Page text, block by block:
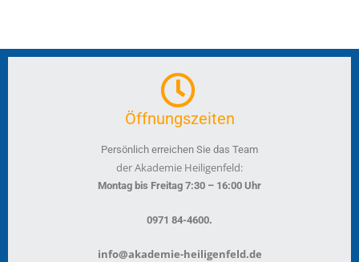
Öffnungszeiten
Persönlich erreichen Sie das Team
der Akademie Heiligenfeld:
Montag bis Freitag 7:30 – 16:00 Uhr
0971 84-4600.
info@akademie-heiligenfeld.de